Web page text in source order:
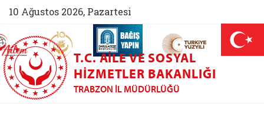
10 Ağustos 2026, Pazartesi
(yeni sekmede açılır)
AİLEM İletişim Merkezi (yeni sekmede açılır)
Aile ve Nüfus On Yılı (yeni sekmede açılır)
Darülaceze bağış sayfası (yeni
T.C. AILE VE SOSYAL
HIZMETLER BAKANLIĞI
TRABZON İL MÜDÜRLÜĞÜ